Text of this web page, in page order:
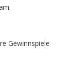
Gewinnspiele